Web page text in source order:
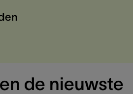
de nieuwste